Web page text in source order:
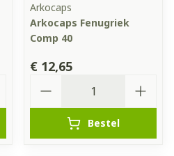
Arkocaps
Arkocaps Fenugriek
Comp 40
€ 12,65
Bestel